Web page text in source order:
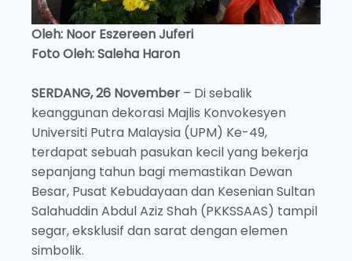
Oleh: Noor Eszereen Juferi
Foto Oleh: Saleha Haron
SERDANG, 26 November – Di sebalik
keanggunan dekorasi Majlis Konvokesyen
Universiti Putra Malaysia (UPM) Ke-49,
terdapat sebuah pasukan kecil yang bekerja
sepanjang tahun bagi memastikan Dewan
Besar, Pusat Kebudayaan dan Kesenian Sultan
Salahuddin Abdul Aziz Shah (PKKSSAAS) tampil
segar, eksklusif dan sarat dengan elemen
simbolik.